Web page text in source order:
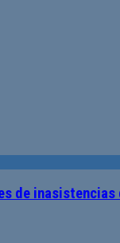
de inasistencias